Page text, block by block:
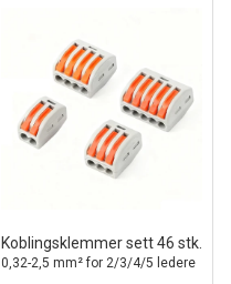
Koblingsklemmer sett 46 stk.
0,32-2,5 mm² for 2/3/4/5 ledere